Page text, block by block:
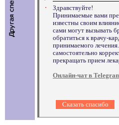
Здравствуйте!
Принимаемые вами
известны своим
сами могут вызывать
обратиться к врачу-
принимаемого
самостоятельно
прекращать прием
Онлайн-чат в